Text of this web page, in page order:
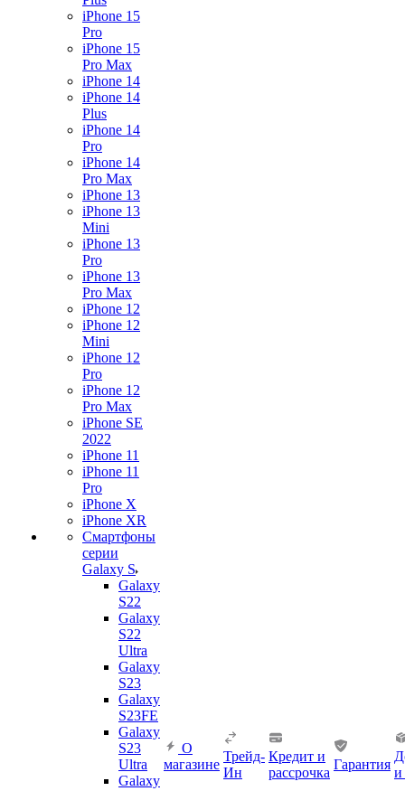
iPhone 15
Pro
iPhone 15
Pro Max
iPhone 14
iPhone 14
Plus
iPhone 14
Pro
iPhone 14
Pro Max
iPhone 13
iPhone 13
Mini
iPhone 13
Pro
iPhone 13
Pro Max
iPhone 12
iPhone 12
Mini
iPhone 12
Pro
iPhone 12
Pro Max
iPhone SE
2022
iPhone 11
iPhone 11
Pro
iPhone X
iPhone XR
Смартфоны
серии
Galaxy S
Galaxy
S22
Galaxy
S22
Ultra
Galaxy
S23
Galaxy
S23FE
Galaxy
S23
Ultra
Galaxy
О
магазине
Трейд-
Ин
Кредит и
рассрочка
Гарантия
и